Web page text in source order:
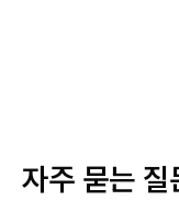
자주 묻는 질